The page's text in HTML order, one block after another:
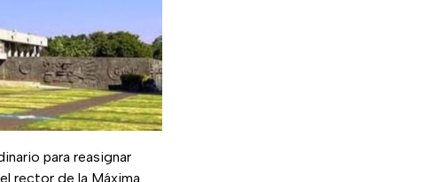
para reasignar
rector de la Máxima